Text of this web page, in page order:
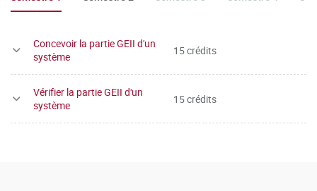
statut particulier qui leur accorde un aménagement
déplacements pour les compétitions nationales et
internationales.
Concevoir la partie GEII d'un
système
15 crédits
Vérifier la partie GEII d'un
système
15 crédits